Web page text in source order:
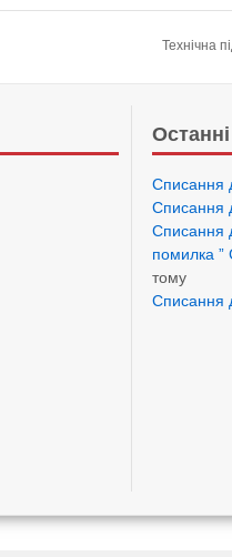
Технічна
Останні
Списання
Списання
Списання
помилка ”
тому
Списання